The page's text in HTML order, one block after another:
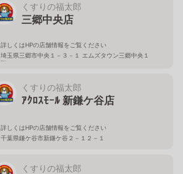
くすりの福太郎
三郷中央店
詳しくはHPの店舗情報をご覧ください
埼玉県三郷市中央１－３－１ エムズタウン三郷中央１
階
くすりの福太郎
ｱｸﾛｽﾓｰﾙ 新鎌ケ谷店
詳しくはHPの店舗情報をご覧ください
千葉県鎌ケ谷市新鎌ケ谷２－１２－１
くすりの福太郎